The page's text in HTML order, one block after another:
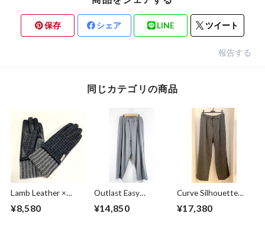
保存 シェア LINE ツイート
報告する
同じカテゴリの商品
Lamb Leather ×
Harris Tweed
Combination
¥8,580
Outlast Easy
Pants Gray
¥14,850
Curve Silhouette
Slacks Pants Black
Stripe
¥17,380